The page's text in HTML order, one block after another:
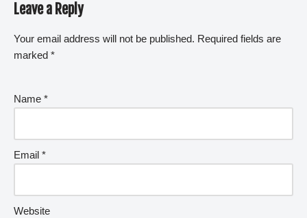
Leave a Reply
Your email address will not be published. Required fields are
marked *
Name *
Email *
Website